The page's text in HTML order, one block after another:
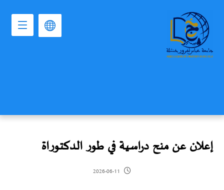
إعلان عن منح دراسية في طور الدكتوراة
2026-06-11